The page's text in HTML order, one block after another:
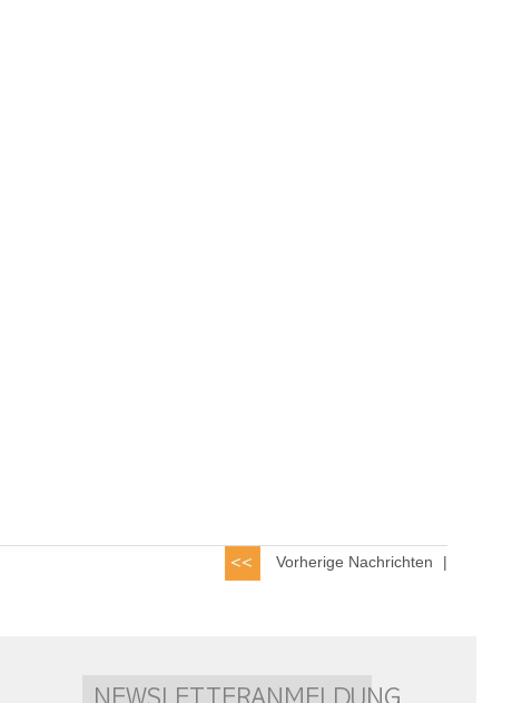
Vorherige Nachrichten |